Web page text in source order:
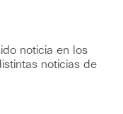
noticia en los
noticias de